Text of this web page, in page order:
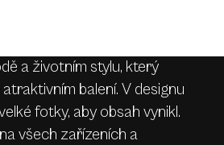
a životním stylu, který
balení. V designu
fotky, aby obsah vynikl.
všech zařízeních a